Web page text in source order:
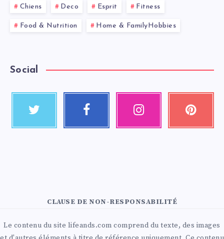
Chiens Deco Esprit Fitness
Food & Nutrition Home & FamilyHobbies
Social
CLAUSE DE NON-RESPONSABILITÉ
Le contenu du site lifeands.com comprend du texte, des images